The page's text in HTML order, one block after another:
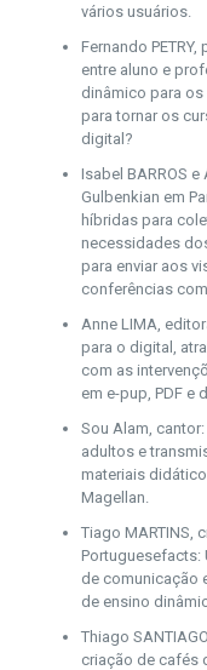
vários usuários.
Fernando
entre aluno e
dinâmico para
para tornar os
digital?
Isabel BARROS e
Gulbenkian em
híbridas para
necessidades
para enviar aos
conferências
Anne LIMA,
para o digital,
com as
em e-pup, PDF e
Sou Alam,
adultos e
materiais
Magellan.
Tiago MARTINS,
Portuguesefacts:
de comunicação
de ensino
Thiago
criação de cafés